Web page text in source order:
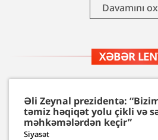
Davamını
XƏBƏR
Əli Zeynal prezidentə:
təmiz həqiqət yolu çikli və
məhkəmələrdən keçir”
Siyasət